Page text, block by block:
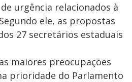
urgência relacionados à
ele, as propostas
27 secretários estaduais
maiores preocupações
prioridade do Parlamento